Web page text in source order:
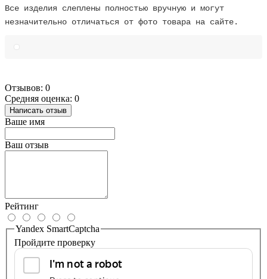
Все изделия слеплены полностью вручную и могут
незначительно отличаться от фото товара на сайте.
Отзывов: 0
Средняя оценка: 0
Написать отзыв
Ваше имя
Ваш отзыв
Рейтинг
Yandex SmartCaptcha
Пройдите проверку